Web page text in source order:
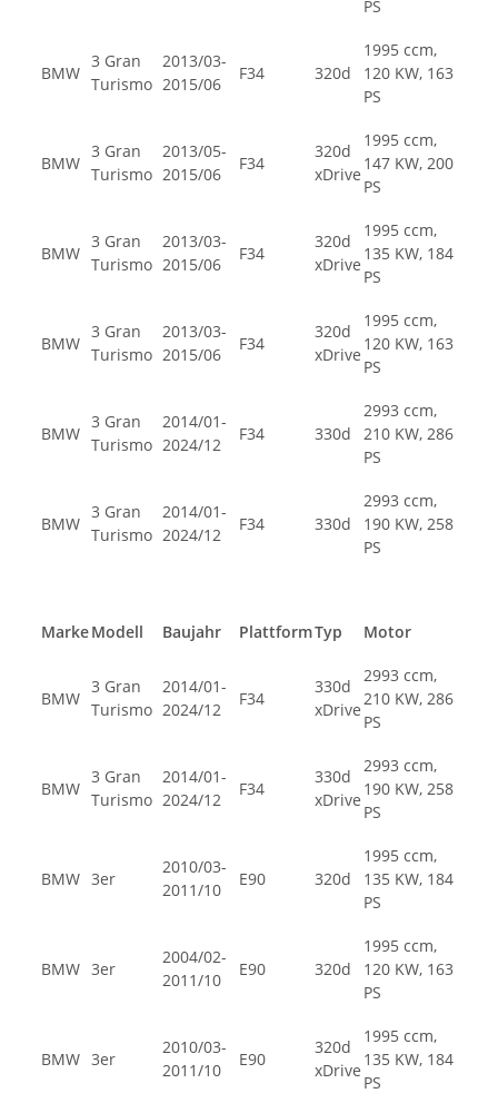
PS
BMW
3 Gran
Turismo
2013/03-
2015/06
F34 320d
1995 ccm,
120 KW, 163
PS
BMW
3 Gran
Turismo
2013/05-
2015/06
F34
320d
xDrive
1995 ccm,
147 KW, 200
PS
BMW
3 Gran
Turismo
2013/03-
2015/06
F34
320d
xDrive
1995 ccm,
135 KW, 184
PS
BMW
3 Gran
Turismo
2013/03-
2015/06
F34
320d
xDrive
1995 ccm,
120 KW, 163
PS
BMW
3 Gran
Turismo
2014/01-
2024/12
F34 330d
2993 ccm,
210 KW, 286
PS
BMW
3 Gran
Turismo
2014/01-
2024/12
F34 330d
2993 ccm,
190 KW, 258
PS
MarkeModell Baujahr PlattformTyp Motor
BMW
3 Gran
Turismo
2014/01-
2024/12
F34
330d
xDrive
2993 ccm,
210 KW, 286
PS
BMW
3 Gran
Turismo
2014/01-
2024/12
F34
330d
xDrive
2993 ccm,
190 KW, 258
PS
BMW 3er
2010/03-
2011/10
E90 320d
1995 ccm,
135 KW, 184
PS
BMW 3er
2004/02-
2011/10
E90 320d
1995 ccm,
120 KW, 163
PS
BMW 3er
2010/03-
2011/10
E90
320d
xDrive
1995 ccm,
135 KW, 184
PS